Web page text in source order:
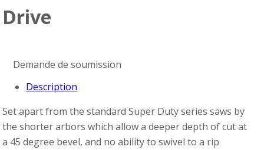
Drive
Demande de soumission
Description
Set apart from the standard Super Duty series saws by
the shorter arbors which allow a deeper depth of cut at
a 45 degree bevel, and no ability to swivel to a rip